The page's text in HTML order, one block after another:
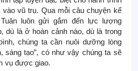
vào vũ trụ. Qua mỗi câu chuyện kể
luôn gửi gắm đến lực lượng
dù là ở hoàn cảnh nào, dù là trong
chúng ta cần nuôi dưỡng lòng
sáng tạo”, có như vậy chúng ta sẽ
vụ được giao.